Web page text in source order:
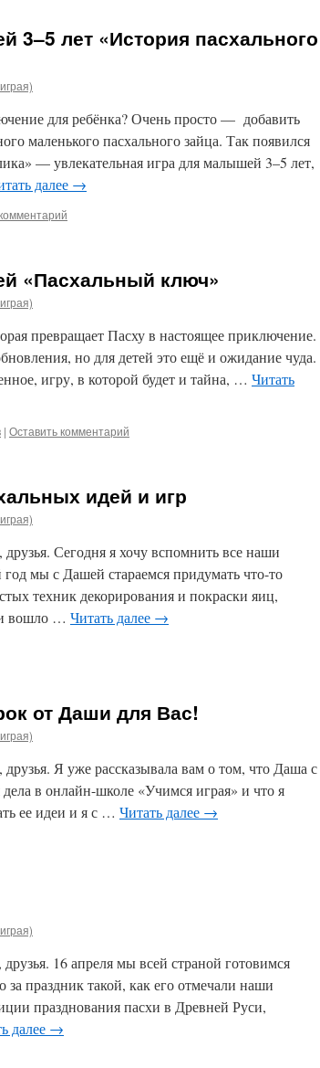
3–5 лет «История пасхального
для ребёнка? Очень просто — добавить
маленького пасхального зайца. Так появился
— увлекательная игра для малышей 3–5 лет,
далее →
«Пасхальный ключ»
превращает Пасху в настоящее приключение.
но для детей это ещё и ожидание чуда.
игру, в которой будет и тайна, … Читать
| Оставить комментарий
идей и игр
Сегодня я хочу вспомнить все наши
мы с Дашей стараемся придумать что-то
техник декорирования и покраски яиц,
вошло … Читать далее →
от Даши для Вас!
Я уже рассказывала вам о том, что Даша с
в онлайн-школе «Учимся играя» и что я
ее идеи и я с … Читать далее →
16 апреля мы всей страной готовимся
праздник такой, как его отмечали наши
празднования пасхи в Древней Руси,
далее →